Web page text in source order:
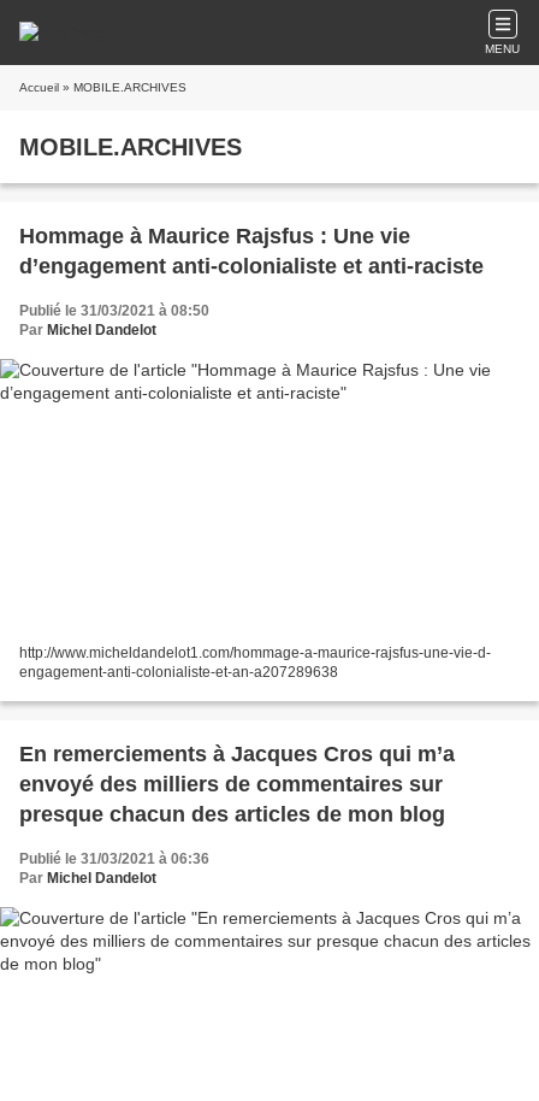
MENU
Accueil » MOBILE.ARCHIVES
MOBILE.ARCHIVES
Hommage à Maurice Rajsfus : Une vie
d’engagement anti-colonialiste et anti-raciste
Publié le 31/03/2021 à 08:50
Par Michel Dandelot
http://www.micheldandelot1.com/hommage-a-maurice-rajsfus-une-vie-d-
engagement-anti-colonialiste-et-an-a207289638
En remerciements à Jacques Cros qui m’a
envoyé des milliers de commentaires sur
presque chacun des articles de mon blog
Publié le 31/03/2021 à 06:36
Par Michel Dandelot